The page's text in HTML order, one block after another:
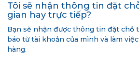
Tôi sẽ nhận thông tin đặt
gian hay trực tiếp?
Bạn sẽ nhận được thông tin đặt chỗ
báo từ tài khoản của mình và làm
hàng.